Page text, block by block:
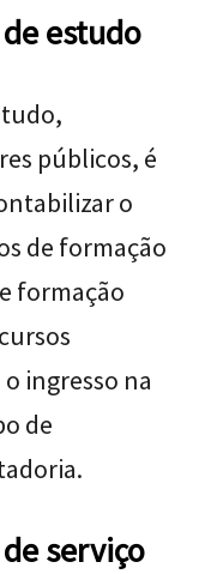
estudo
públicos, é
o
de formação
formação
ingresso na
de
serviço